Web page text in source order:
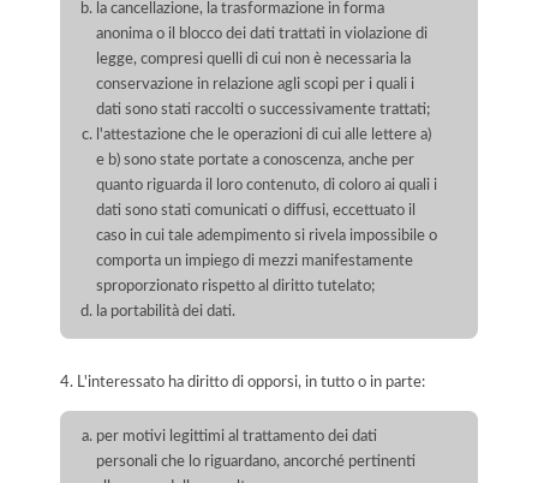
la cancellazione, la trasformazione in forma
anonima o il blocco dei dati trattati in violazione di
legge, compresi quelli di cui non è necessaria la
conservazione in relazione agli scopi per i quali i
dati sono stati raccolti o successivamente trattati;
l'attestazione che le operazioni di cui alle lettere a)
e b) sono state portate a conoscenza, anche per
quanto riguarda il loro contenuto, di coloro ai quali i
dati sono stati comunicati o diffusi, eccettuato il
caso in cui tale adempimento si rivela impossibile o
comporta un impiego di mezzi manifestamente
sproporzionato rispetto al diritto tutelato;
la portabilità dei dati.
4. L'interessato ha diritto di opporsi, in tutto o in parte:
per motivi legittimi al trattamento dei dati
personali che lo riguardano, ancorché pertinenti